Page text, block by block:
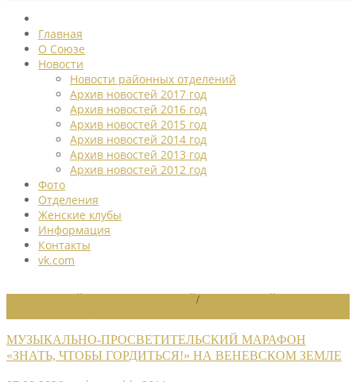
Главная
О Союзе
Новости
Новости районных отделений
Архив новостей 2017 год
Архив новостей 2016 год
Архив новостей 2015 год
Архив новостей 2014 год
Архив новостей 2013 год
Архив новостей 2012 год
Фото
Отделения
Женские клубы
Информация
Контакты
vk.com
/
МУЗЫКАЛЬНО-ПРОСВЕТИТЕЛЬСКИЙ МАРАФОН
«ЗНАТЬ, ЧТОБЫ ГОРДИТЬСЯ!» НА ВЕНЕВСКОМ ЗЕМЛЕ